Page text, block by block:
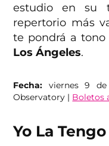
estudio en su
repertorio más
te pondrá a
Los Ángeles.
Fecha: viernes 9
Observatory | Boletos
Yo La Tengo